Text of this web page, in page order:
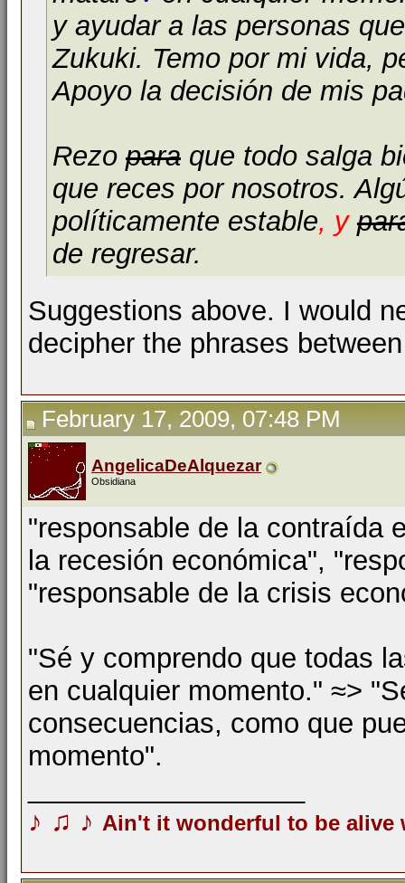
y ayudar a las personas
Zukuki. Temo por mi vida,
Apoyo la decisión de mis
Rezo para que todo salga
que reces por nosotros.
políticamente estable, y
de regresar.
Suggestions above. I would
decipher the phrases
February 17, 2009, 07:48 PM
AngelicaDeAlquezar
Obsidiana
"responsable de la contraída
la recesión económica",
"responsable de la crisis
"Sé y comprendo que todas
en cualquier momento." ≈>
consecuencias, como que
momento".
♪ ♫ ♪ Ain't it wonderful to be